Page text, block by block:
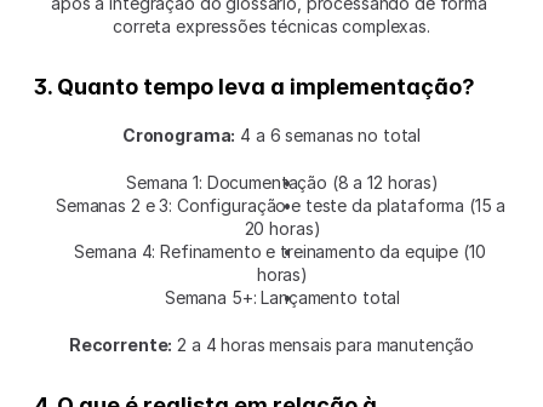
correta expressões técnicas complexas.
3. Quanto tempo leva a implementação?
Cronograma: 4 a 6 semanas no total
Semana 1: Documentação (8 a 12 horas)
Semanas 2 e 3: Configuração e teste da plataforma (15 a
20 horas)
Semana 4: Refinamento e treinamento da equipe (10
horas)
Semana 5+: Lançamento total
Recorrente: 2 a 4 horas mensais para manutenção